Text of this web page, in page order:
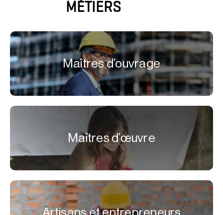
MÉTIERS
Maîtres d’ouvrage
Maîtres d’œuvre
Artisans et entrepreneurs